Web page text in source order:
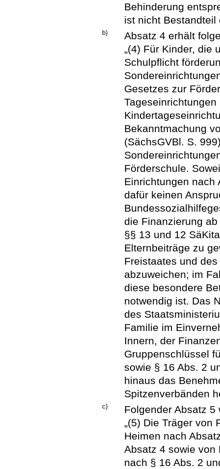
Behinderung
ist nicht Bestandteil
b)
Absatz 4 erhält
„(4) Für Kinder,
Schulpflicht
Gesetzes zur
Bekanntmachung
(SächsGVBl. S.
Förderschule.
Einrichtungen nach
dafür keinen
die Finanzierung
§§ 13 und 12
Elternbeiträge zu
Freistaates und
abzuweichen; im
diese besondere
notwendig ist. Das
des
Familie im
Innern, der
Gruppenschlüssel
sowie § 16 Abs. 2
hinaus das
Spitzenverbänden
c)
Folgender Absatz 5
„(5) Die Träger
Heimen nach
Absatz 4 sowie von
nach § 16 Abs. 2